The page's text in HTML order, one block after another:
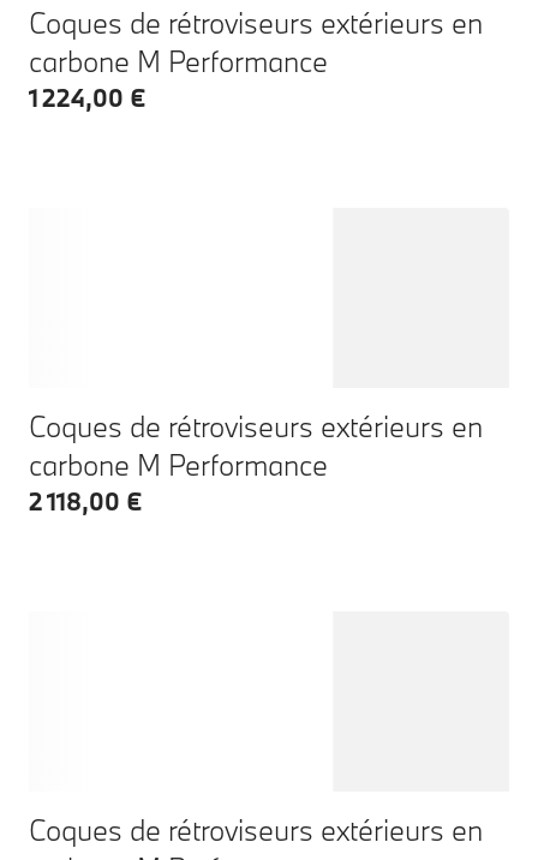
Coques de rétroviseurs extérieurs en
carbone M Performance
1 224,00 €
Coques de rétroviseurs extérieurs en
carbone M Performance
2 118,00 €
Coques de rétroviseurs extérieurs en